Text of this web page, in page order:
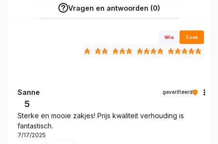
Vragen en antwoorden (0)
Wis Zoek
Sanne geverifieerd
5
Sterke en mooie zakjes! Prijs kwaliteit verhouding is
fantastisch.
7/17/2025